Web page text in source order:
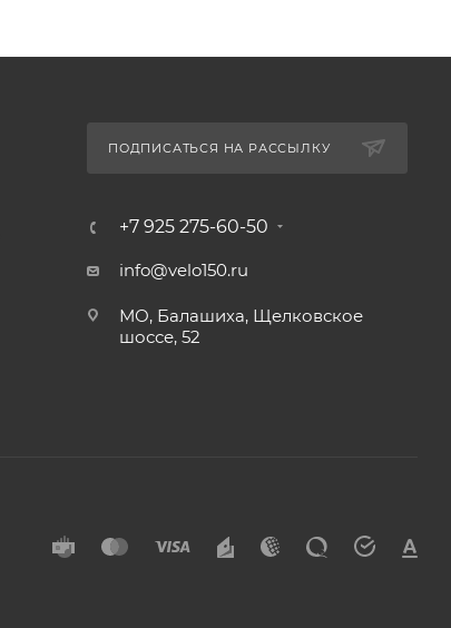
ПОДПИСАТЬСЯ НА РАССЫЛКУ
+7 925 275-60-50
info@velo150.ru
МО, Балашиха, Щелковское
шоссе, 52